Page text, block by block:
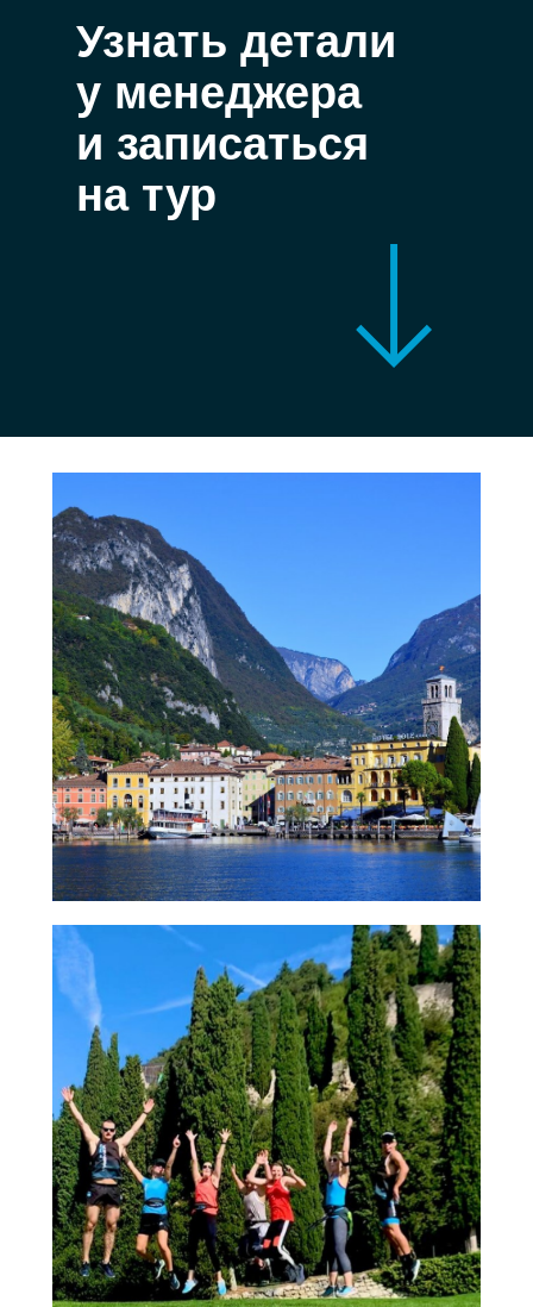
Узнать детали
у менеджера
и записаться
на тур